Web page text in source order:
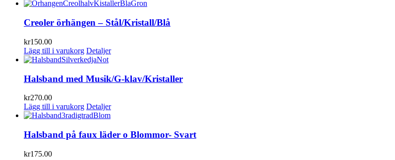
Creoler örhängen – Stål/Kristall/Blå
kr150.00
Lägg till i varukorg Detaljer
Halsband med Musik/G-klav/Kristaller
kr270.00
Lägg till i varukorg Detaljer
Halsband på faux läder o Blommor- Svart
kr175.00